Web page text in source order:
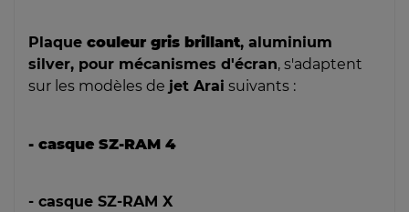
Plaque couleur gris brillant, aluminium
silver, pour mécanismes d'écran, s'adaptent
sur les modèles de jet Arai suivants :
- casque SZ-RAM 4
- casque SZ-RAM X